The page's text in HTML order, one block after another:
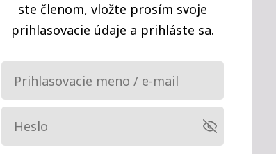
ste členom, vložte prosím svoje
prihlasovacie údaje a prihláste sa.